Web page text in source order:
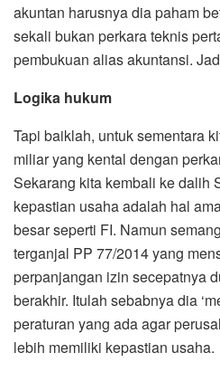
akuntan harusnya dia paham
sekali bukan perkara teknis
pembukuan alias akuntansi.
Logika hukum
Tapi baiklah, untuk sementara
miliar yang kental dengan
Sekarang kita kembali ke dalih
kepastian usaha adalah hal
besar seperti FI. Namun
terganjal PP 77/2014 yang
perpanjangan izin secepatnya
berakhir. Itulah sebabnya dia
peraturan yang ada agar
lebih memiliki kepastian usaha.